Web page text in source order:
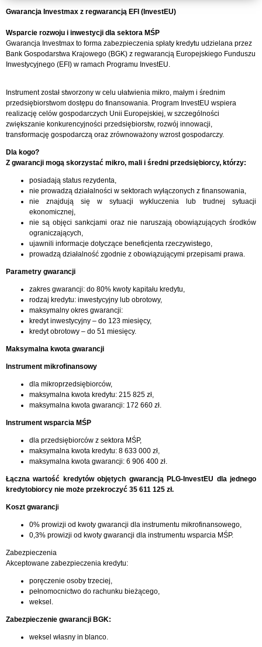
Gwarancja Investmax z regwarancją EFI (InvestEU)
Wsparcie rozwoju i inwestycji dla sektora MŚP
Gwarancja Investmax to forma zabezpieczenia spłaty kredytu udzielana przez
Bank Gospodarstwa Krajowego (BGK) z regwarancją Europejskiego Funduszu
Inwestycyjnego (EFI) w ramach Programu InvestEU.
Instrument został stworzony w celu ułatwienia mikro, małym i średnim
przedsiębiorstwom dostępu do finansowania. Program InvestEU wspiera
realizację celów gospodarczych Unii Europejskiej, w szczególności
zwiększanie konkurencyjności przedsiębiorstw, rozwój innowacji,
transformację gospodarczą oraz zrównoważony wzrost gospodarczy.
Dla kogo?
Z gwarancji mogą skorzystać mikro, mali i średni przedsiębiorcy, którzy:
posiadają status rezydenta,
nie prowadzą działalności w sektorach wyłączonych z finansowania,
nie znajdują się w sytuacji wykluczenia lub trudnej sytuacji
ekonomicznej,
nie są objęci sankcjami oraz nie naruszają obowiązujących środków
ograniczających,
ujawnili informacje dotyczące beneficjenta rzeczywistego,
prowadzą działalność zgodnie z obowiązującymi przepisami prawa.
Parametry gwarancji
zakres gwarancji: do 80% kwoty kapitału kredytu,
rodzaj kredytu: inwestycyjny lub obrotowy,
maksymalny okres gwarancji:
kredyt inwestycyjny – do 123 miesięcy,
kredyt obrotowy – do 51 miesięcy.
Maksymalna kwota gwarancji
Instrument mikrofinansowy
dla mikroprzedsiębiorców,
maksymalna kwota kredytu: 215 825 zł,
maksymalna kwota gwarancji: 172 660 zł.
Instrument wsparcia MŚP
dla przedsiębiorców z sektora MŚP,
maksymalna kwota kredytu: 8 633 000 zł,
maksymalna kwota gwarancji: 6 906 400 zł.
Łączna wartość kredytów objętych gwarancją PLG-InvestEU dla jednego
kredytobiorcy nie może przekroczyć 35 611 125 zł.
Koszt gwarancji
0% prowizji od kwoty gwarancji dla instrumentu mikrofinansowego,
0,3% prowizji od kwoty gwarancji dla instrumentu wsparcia MŚP.
Zabezpieczenia
Akceptowane zabezpieczenia kredytu:
poręczenie osoby trzeciej,
pełnomocnictwo do rachunku bieżącego,
weksel.
Zabezpieczenie gwarancji BGK:
weksel własny in blanco.